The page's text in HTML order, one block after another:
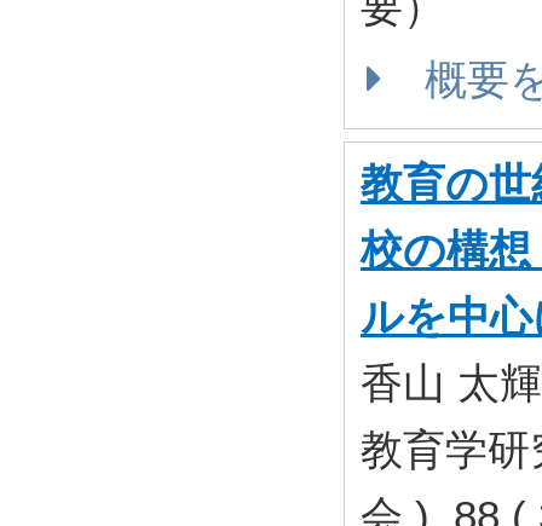
概要
教育の
校の構
ルを中
香山 太輝
教育学
会 ) 88 (